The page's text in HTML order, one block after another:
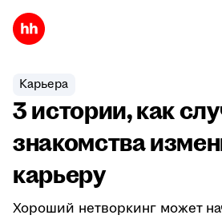
Карьера
3 истории, как
знакомства
карьеру
Хороший нетворкинг может